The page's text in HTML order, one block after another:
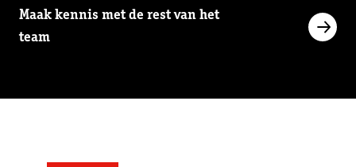
Maak kennis met de rest van het
team